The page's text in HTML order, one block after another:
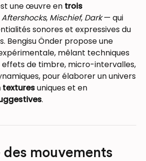
une œuvre en trois
Aftershocks, Mischief, Dark— qui
sonores et expressives du
Bengisu Önder propose une
mêlant techniques
effets de timbre, micro-intervalles,
pour élaborer un univers
texturesuniques et en
.
mouvements